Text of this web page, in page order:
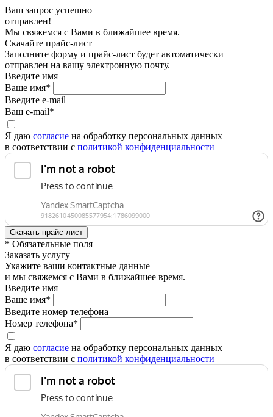
Ваш запрос успешно
отправлен!
Мы свяжемся с Вами в ближайшее время.
Скачайте прайс-лист
Заполните форму и прайс-лист будет автоматически
отправлен на вашу электронную почту.
Введите имя
Ваше имя*
Введите e-mail
Ваш e-mail*
Я даю согласие на обработку персональных данных
в соответствии с политикой конфиденциальности
* Обязательные поля
Заказать услугу
Укажите ваши контактные данные
и мы свяжемся с Вами в ближайшее время.
Введите имя
Ваше имя*
Введите номер телефона
Номер телефона*
Я даю согласие на обработку персональных данных
в соответствии с политикой конфиденциальности